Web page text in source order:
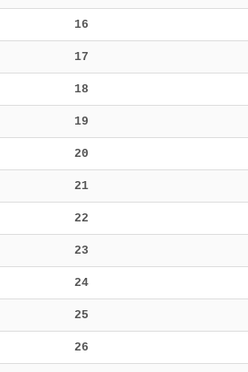
16
17
18
19
20
21
22
23
24
25
26